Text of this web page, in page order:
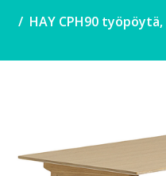
HAY CPH90